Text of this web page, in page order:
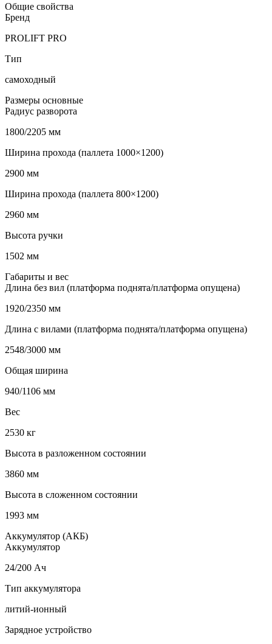
Общие свойства
Бренд
PROLIFT PRO
Тип
самоходный
Размеры основные
Радиус разворота
1800/2205 мм
Ширина прохода (паллета 1000×1200)
2900 мм
Ширина прохода (паллета 800×1200)
2960 мм
Высота ручки
1502 мм
Габариты и вес
Длина без вил (платформа поднята/платформа опущена)
1920/2350 мм
Длина с вилами (платформа поднята/платформа опущена)
2548/3000 мм
Общая ширина
940/1106 мм
Вес
2530 кг
Высота в разложенном состоянии
3860 мм
Высота в сложенном состоянии
1993 мм
Аккумулятор (АКБ)
Аккумулятор
24/200 Ач
Тип аккумулятора
литий-ионный
Зарядное устройство